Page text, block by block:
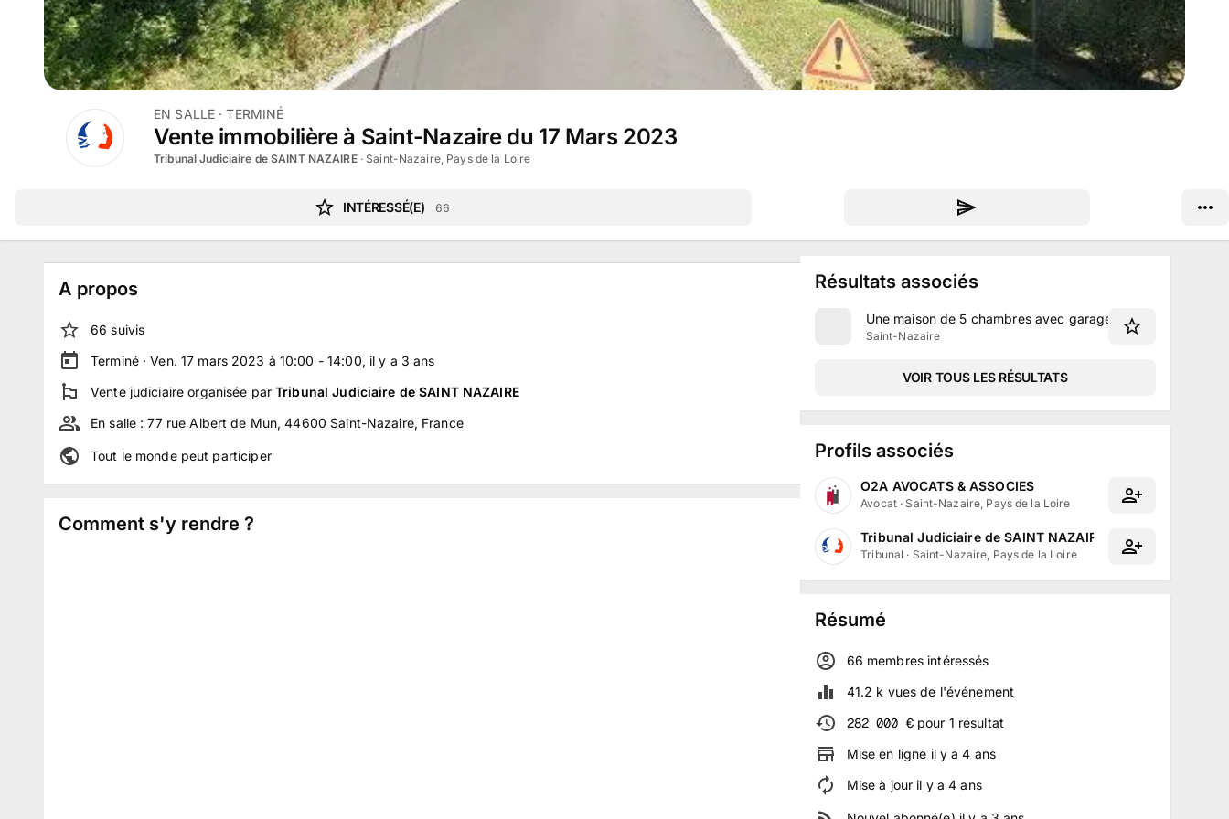
EN SALLE · TERMINÉ
Vente immobilière à Saint-Nazaire du 17 Mars 2023
Tribunal Judiciaire de SAINT NAZAIRE· Saint-Nazaire, Pays de la Loire
INTÉRESSÉ(E) 66
A propos
66 suivis
Terminé ·Ven. 17 mars 2023 à 10:00 - 14:00, il y a 3 ans
Vente judiciaire organisée parTribunal Judiciaire de SAINT NAZAIRE
En salle :77 rue Albert de Mun, 44600 Saint-Nazaire, France
Tout le monde peut participer
Comment s'y rendre ?
Résultats associés
Une maison de 5 chambres avec garage à Saint-Nazaire
Saint-Nazaire
VOIR TOUS LES RÉSULTATS
Profils associés
O2A AVOCATS & ASSOCIES
Avocat · Saint-Nazaire, Pays de la Loire
Tribunal Judiciaire de SAINT NAZAIRE
Tribunal · Saint-Nazaire, Pays de la Loire
Résumé
66 membresintéressés
41.2 k vues de l'événement
282 000 €pour 1 résultat
Mise en ligne il y a4 ans
Mise à jour il y a4 ans